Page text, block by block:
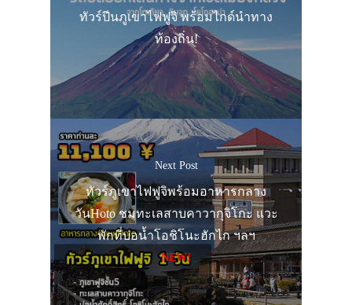
ทัวร์ปีนภูเขาไฟฟูจิ พร้อมไกด์นำทาง
ท้องถิ่น!
Next Post
ทัวร์ภูเขาไฟฟูจิพร้อมอาหารกลาง
วันHoto ชมทะเลสาบคาวากุจิโกะ แวะ
พักที่บ่อน้ำโอชิโนะฮักไก ฯลฯ
NEW!